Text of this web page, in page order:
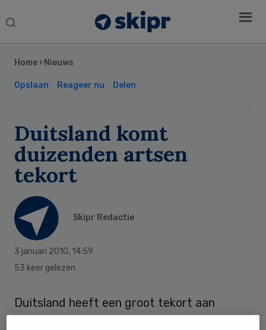
Search
Home › Nieuws
Opslaan Reageer nu Delen
Duitsland komt
duizenden artsen
tekort
Skipr Redactie
3 januari 2010, 14:59
53 keer gelezen
Duitsland heeft een groot tekort aan
Sidebar